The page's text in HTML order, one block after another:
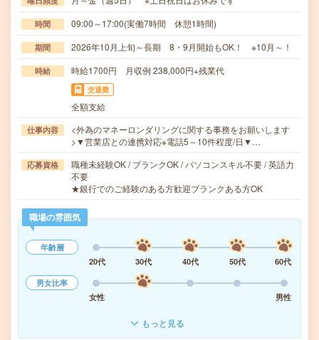
時間 09:00～17:00(実働7時間 休憩1時間)
期間 2026年10月上旬～長期 8・9月開始もOK！ ※10月～！
時給 時給1700円 月収例 238,000円+残業代
交通費
全額支給
仕事内容
<外為のマネーロンダリングに関する事務をお願いします
>▼営業店との連携対応※電話5～10件程度/日▼…
応募資格
職種未経験OK / ブランクOK / パソコンスキル不要 / 英語力
不要
★銀行でのご経験のある方歓迎ブランクある方OK
職場の雰囲気
年齢層
20代
30代 40代 50代
60代
男女比率
女性
男性
もっと見る